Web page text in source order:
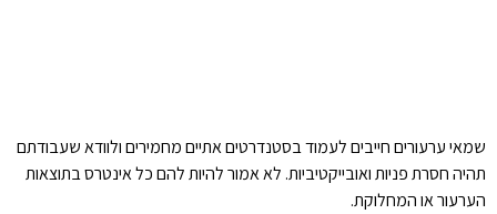
שמאי ערעורים חייבים לעמוד בסטנדרטים אתיים מחמירים ולוודא שעבודתם
תהיה חסרת פניות ואובייקטיביות. לא אמור להיות להם כל אינטרס בתוצאות
הערעור או המחלוקת.